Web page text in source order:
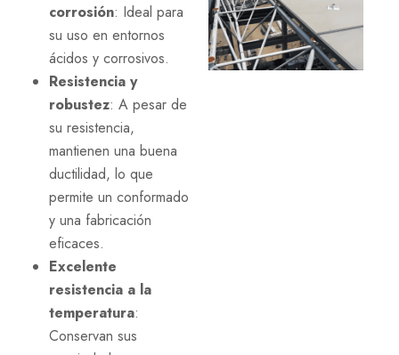
corrosión: Ideal para
su uso en entornos
ácidos y corrosivos.
Resistencia y
robustez: A pesar de
su resistencia,
mantienen una buena
ductilidad, lo que
permite un conformado
y una fabricación
eficaces.
Excelente
resistencia a la
temperatura:
Conservan sus